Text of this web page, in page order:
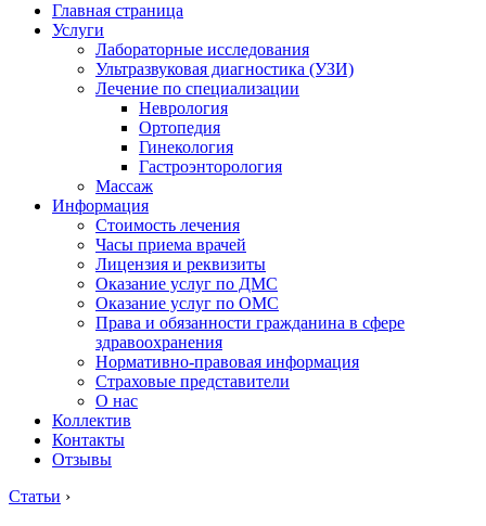
Главная страница
Услуги
Лабораторные исследования
Ультразвуковая диагностика (УЗИ)
Лечение по специализации
Неврология
Ортопедия
Гинекология
Гастроэнторология
Массаж
Информация
Стоимость лечения
Часы приема врачей
Лицензия и реквизиты
Оказание услуг по ДМС
Оказание услуг по ОМС
Права и обязанности гражданина в сфере
здравоохранения
Нормативно-правовая информация
Страховые представители
О нас
Коллектив
Контакты
Отзывы
Статьи ›